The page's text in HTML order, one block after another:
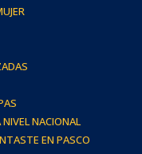
NACIONAL
EN PASCO